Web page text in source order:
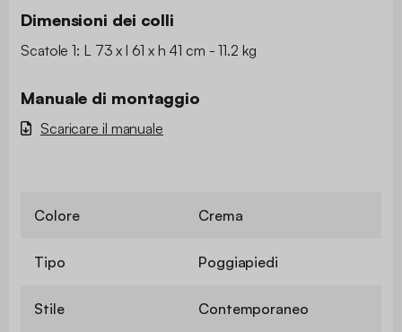
Dimensioni dei colli
Scatole 1: L 73 x l 61 x h 41 cm - 11.2 kg
Manuale di montaggio
Scaricare il manuale
Colore Crema
Tipo Poggiapiedi
Stile Contemporaneo